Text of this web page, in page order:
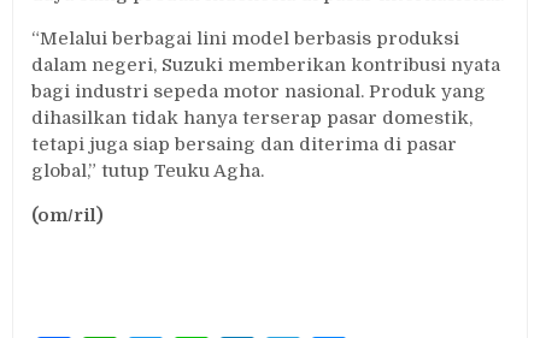
“Melalui berbagai lini model berbasis produksi
dalam negeri, Suzuki memberikan kontribusi nyata
bagi industri sepeda motor nasional. Produk yang
dihasilkan tidak hanya terserap pasar domestik,
tetapi juga siap bersaing dan diterima di pasar
global,” tutup Teuku Agha.
(om/ril)